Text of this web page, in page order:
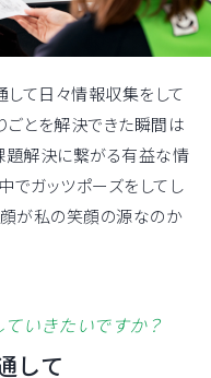
して日々情報収集をして
ごとを解決できた瞬間は
題解決に繋がる有益な情
でガッツポーズをしてし
顔が私の笑顔の源なのか
いきたいですか？
して